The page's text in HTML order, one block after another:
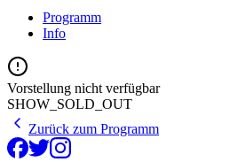
Programm
Info
Vorstellung nicht verfügbar
SHOW_SOLD_OUT
Zurück zum Programm